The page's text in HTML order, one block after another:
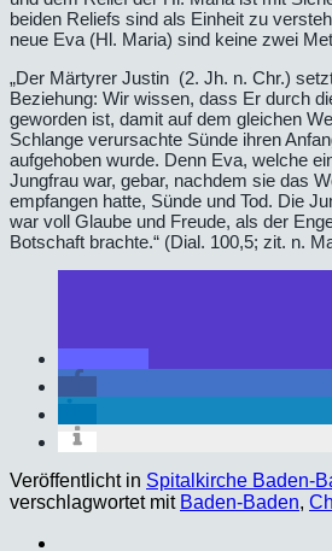
beiden Reliefs sind als Einheit zu
neue Eva (Hl. Maria) sind keine zwei
„Der Märtyrer Justin (2. Jh. n. Chr.)
Beziehung: Wir wissen, dass Er durch
geworden ist, damit auf dem gleichen
Schlange verursachte Sünde ihren
aufgehoben wurde. Denn Eva, welche
Jungfrau war, gebar, nachdem sie das
empfangen hatte, Sünde und Tod. Die
war voll Glaube und Freude, als der
Botschaft brachte.“ (Dial. 100,5; zit. n.
Veröffentlicht in Spitalkirche Baden-
verschlagwortet mit Baden-Baden,